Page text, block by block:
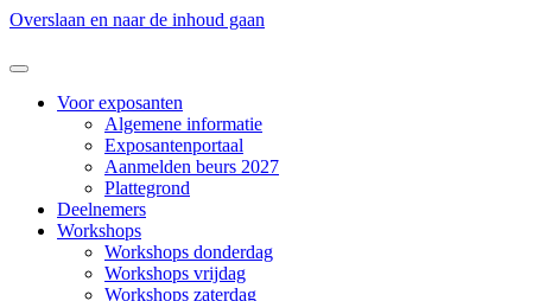
Overslaan en naar de inhoud gaan
Voor exposanten
Algemene informatie
Exposantenportaal
Aanmelden beurs 2027
Plattegrond
Deelnemers
Workshops
Workshops donderdag
Workshops vrijdag
Workshops zaterdag